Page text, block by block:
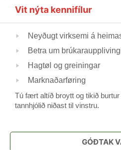
Starvsfólkarúm
Førleikastovan
Heilsufrøðingur
302510
222445
562355
Varaskúlastjórin
Skrivstovukvinnan
227244 /
506088
215388/
Frítíðarskúlin
Vit nýta kennifílur
Neyðugt virksemi á
Betra um
Hagtøl og greiningar
Marknaðarføring
Tú fært altíð broytt og tikið
tannhjólið niðast til vinstru.
GÓÐTAK